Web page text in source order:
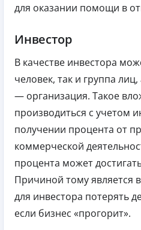
для оказании помощи в
Инвестор
В качестве инвестора
человек, так и группа
— организация. Такое
производиться с учетом
получении процента от
коммерческой
процента может
Причиной тому является
для инвестора потерять
если бизнес «прогорит».